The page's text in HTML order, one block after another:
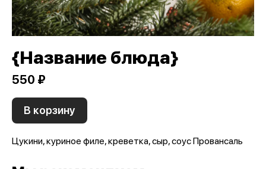
{Название блюда}
550 ₽
В корзину
Цукини, куриное филе, креветка, сыр, соус Провансаль